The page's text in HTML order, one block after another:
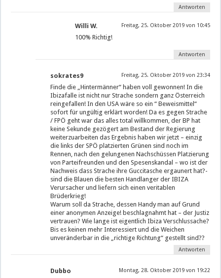
Antworten
Willi W. Freitag, 25. Oktober 2019 von 10:45
100% Richtig!
Antworten
sokrates9 Freitag, 25. Oktober 2019 von 23:34
Finde die „Hintermänner“ haben voll gewonnen! In die
Ibizafalle ist nicht nur Strache sondern ganz Österreich
reingefallen! In den USA wäre so ein “ Beweismittel“
sofort für ungültig erklärt worden! Da es gegen Strache
/ FPÖ geht war das alles total willkommen, der BP hat
keine Sekunde gezögert am Bestand der Regierung
weiterzuarbeiten das Ergebnis haben wir jetzt – einzig
die links der SPÖ platzierten Grünen sind noch im
Rennen, nach den gelungenen Nachschüssen Platzierung
von Parteifreunden und den Spesenskandal – wo ist der
Nachweis dass Strache ihre Guccitasche ergaunert hat?-
sind die Blauen die besten Handlanger der IBIZA
Verursacher und liefern sich einen veritablen
Brüderkrieg!
Warum soll da Strache, dessen Handy man auf Grund
einer anonymen Anzeige! beschlagnahmt hat – der Justiz
vertrauen? Wie lange ist eigentlich Ibiza Verschlussache?
Bis es keinen mehr Interessiert und die Weichen
unveränderbar in die „richtige Richtung“ gestellt sind??
Antworten
Dubbo Montag, 28. Oktober 2019 von 19:22